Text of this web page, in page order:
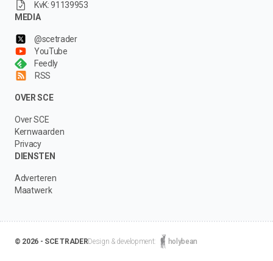
KvK: 91139953
MEDIA
@scetrader
YouTube
Feedly
RSS
OVER SCE
Over SCE
Kernwaarden
Privacy
DIENSTEN
Adverteren
Maatwerk
© 2026 - SCE TRADERDesign & development: holybean